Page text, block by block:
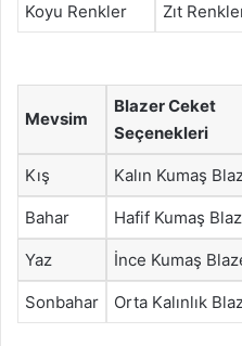
Koyu Renkler Zıt
Mevsim
Blazer Ceket
Seçenekleri
Kış Kalın Kumaş
Bahar Hafif Kumaş
Yaz İnce Kumaş
Sonbahar Orta Kalınlık